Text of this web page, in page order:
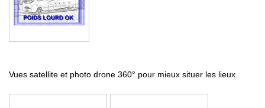
Vues satellite et photo drone 360° pour mieux situer les lieux.